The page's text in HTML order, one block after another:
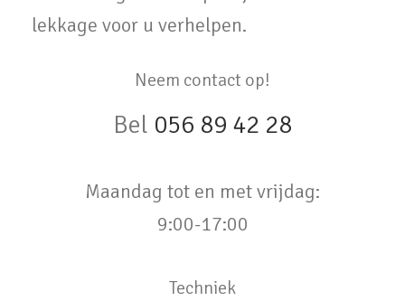
lekkage voor u verhelpen.
Neem contact op!
Bel 056 89 42 28
Maandag tot en met vrijdag:
9:00-17:00
Techniek